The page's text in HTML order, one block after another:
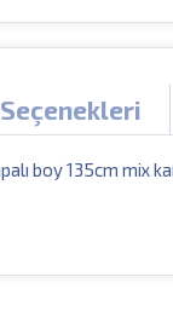
boy 135cm mix